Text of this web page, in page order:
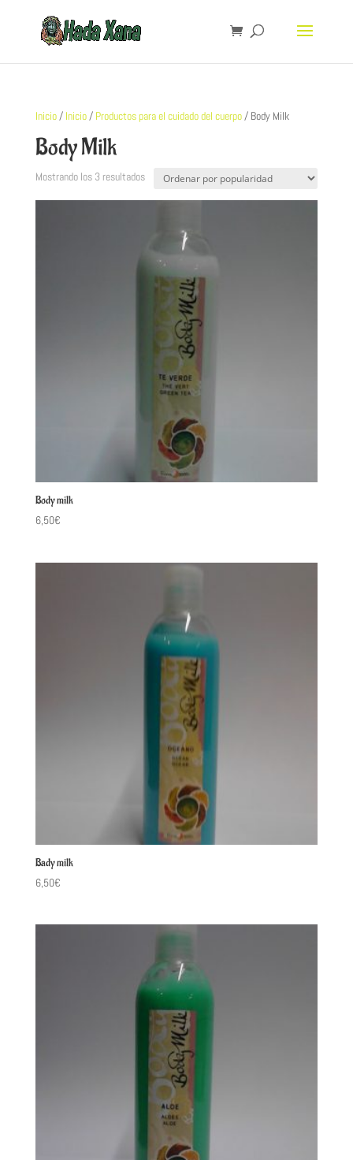
Inicio/ Inicio/ Productos para el cuidado del cuerpo/ Body Milk
Body Milk
Mostrando los 3 resultados
Body milk
6,50€
Bady milk
6,50€